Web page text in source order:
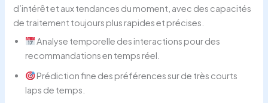
d’intérêt et aux tendances du moment, avec des capacités
de traitement toujours plus rapides et précises.
Analyse temporelle des interactions pour des
recommandations en temps réel.
Prédiction fine des préférences sur de très courts
laps de temps.